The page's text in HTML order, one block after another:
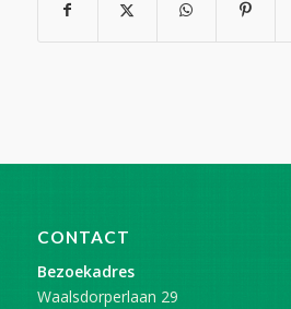
CONTACT
Bezoekadres
Waalsdorperlaan 29